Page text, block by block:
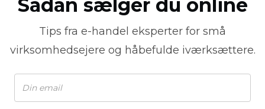
Sådan sælger du online
Tips fra e-handel eksperter for små
virksomhedsejere og håbefulde iværksættere.